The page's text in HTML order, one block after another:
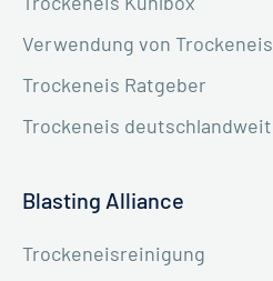
Verwendung von Trockeneis
Trockeneis Ratgeber
Trockeneis deutschlandweit
Blasting Alliance
Trockeneisreinigung